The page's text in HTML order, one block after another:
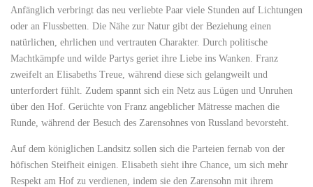
Anfänglich verbringt das neu verliebte Paar viele Stunden auf Lichtungen
oder an Flussbetten. Die Nähe zur Natur gibt der Beziehung einen
natürlichen, ehrlichen und vertrauten Charakter. Durch politische
Machtkämpfe und wilde Partys geriet ihre Liebe ins Wanken. Franz
zweifelt an Elisabeths Treue, während diese sich gelangweilt und
unterfordert fühlt. Zudem spannt sich ein Netz aus Lügen und Unruhen
über den Hof. Gerüchte von Franz angeblicher Mätresse machen die
Runde, während der Besuch des Zarensohnes von Russland bevorsteht.
Auf dem königlichen Landsitz sollen sich die Parteien fernab von der
höfischen Steifheit einigen. Elisabeth sieht ihre Chance, um sich mehr
Respekt am Hof zu verdienen, indem sie den Zarensohn mit ihrem